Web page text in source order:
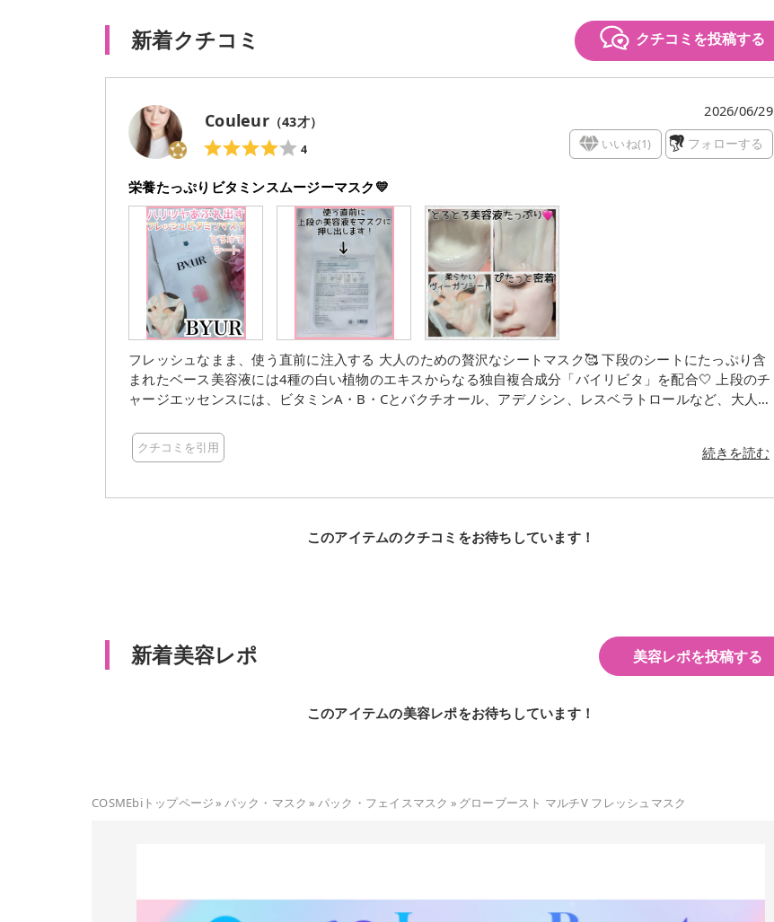
新着クチコミ クチコミを投稿する
Couleur（43才）
4
2026/06/29
いいね(1) フォローする
栄養たっぷりビタミンスムージーマスク💛
フレッシュなまま、使う直前に注入する 大人のための贅沢なシートマスク🥰 下段のシートにたっぷり含
まれたベース美容液には4種の白い植物のエキスからなる独自複合成分「バイリビタ」を配合🤍 上段のチ
ャージエッセンスには、ビタミンA・B・Cとバクチオール、アデノシン、レスベラトロールなど、大人の
しっかりなじませます。 3層構造のヴィーガンシートです。 シルクのようにソフト♡ 安心感のある適度
な厚みもあり、しっかり顔に密着します。 とろけるような気持ちいい優しい使用感です🥰 とろみのある
はしっとりなめらか🥰 ふっくら柔らかい🩷 ハリ感が出て頬の毛穴目立たなくなりました✨
クチコミを引用 続きを読む
このアイテムのクチコミをお待ちしています！
新着美容レポ 美容レポを投稿する
このアイテムの美容レポをお待ちしています！
COSMEbiトップページ» パック・マスク » パック・フェイスマスク » グローブースト マルチV フレッシュマスク